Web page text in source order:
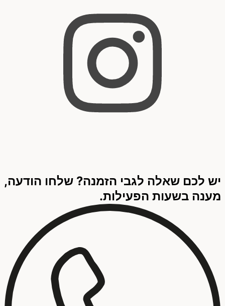
יש לכם שאלה לגבי הזמנה? שלחו הודעה,
מענה בשעות הפעילות.